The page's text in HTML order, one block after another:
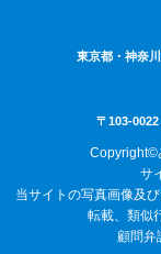
東京都・神奈
〒103-
Copyright©
サ
当サイトの写真画像及
転載、類似
顧問弁